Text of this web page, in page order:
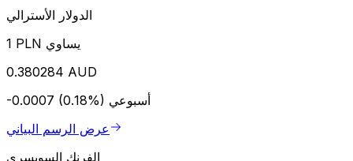
الدولار الأسترالي
1 PLN يساوي
0.380284 AUD
-0.0007 (0.18%) أسبوعي
عرض الرسم البياني
الفرنك السويسري